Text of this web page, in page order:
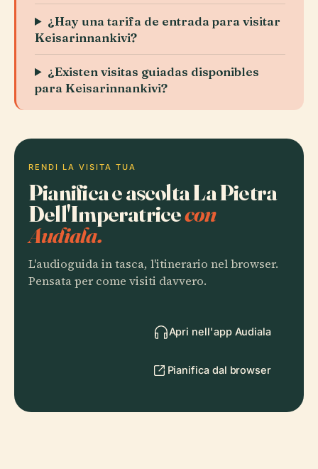
¿Hay una tarifa de entrada para visitar
Keisarinnankivi?
¿Existen visitas guiadas disponibles
para Keisarinnankivi?
RENDI LA VISITA TUA
Pianifica e ascolta La Pietra
Dell'Imperatricecon
Audiala.
L'audioguida in tasca, l'itinerario nel browser.
Pensata per come visiti davvero.
Apri nell'app Audiala
Pianifica dal browser